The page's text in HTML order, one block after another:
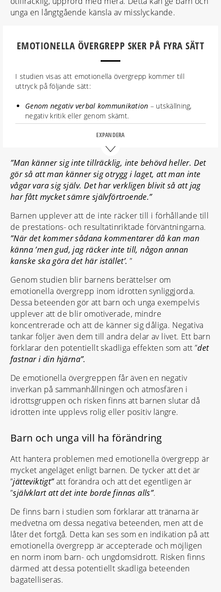
unga en långtgående känsla av misslyckande.
EMOTIONELLA ÖVERGREPP SKER PÅ FYRA SÄTT
I studien visas att emotionella övergrepp kommer till
uttryck på följande sätt:
Genom negativ verbal kommunikation – utskällning,
negativ kritik eller genom skämt.
kroppsspråk, blickar, suckar och skratt.
Genom försummelse, ignorering eller exkludering
brist på uppmärksamhet eller att tränare negligerar
andras negativa beteende eller mobbning.
Genom ett negativt prestationsinriktat beteende och
förhållningssätt
– leder till orättvis behandling,
favorisering, negligering, mobbning, personliga angrepp,
EXPANDERA
”Man känner sig inte tillräcklig, inte behövd heller. Det
gör så att man känner sig otrygg i laget, att man inte
vågar vara sig själv. Det har verkligen blivit så att jag
har fått mycket sämre självförtroende.”
Barnen upplever att de inte räcker till i förhållande till
de prestations- och resultatinriktade förväntningarna.
”När det kommer sådana kommentarer då kan man
känna ’men gud, jag räcker inte till, någon annan
kanske ska göra det här istället’. ”
Genom studien blir barnens berättelser om
emotionella övergrepp inom idrotten synliggjorda.
Dessa beteenden gör att barn och unga exempelvis
upplever att de blir omotiverade, mindre
koncentrerade och att de känner sig dåliga. Negativa
tankar följer även dem till andra delar av livet. Ett barn
förklarar den potentiellt skadliga effekten som att ”det
fastnar i din hjärna”.
De emotionella övergreppen får även en negativ
inverkan på sammanhållningen och atmosfären i
idrottsgruppen och risken finns att barnen slutar då
idrotten inte upplevs rolig eller positiv längre.
Barn och unga vill ha förändring
Att hantera problemen med emotionella övergrepp är
mycket angeläget enligt barnen. De tycker att det är
”jätteviktigt”att förändra och att det egentligen är
”självklart att det inte borde finnas alls”.
De finns barn i studien som förklarar att tränarna är
medvetna om dessa negativa beteenden, men att de
låter det fortgå. Detta kan ses som en indikation på att
emotionella övergrepp är accepterade och möjligen
en norm inom barn- och ungdomsidrott. Risken finns
därmed att dessa potentiellt skadliga beteenden
bagatelliseras.